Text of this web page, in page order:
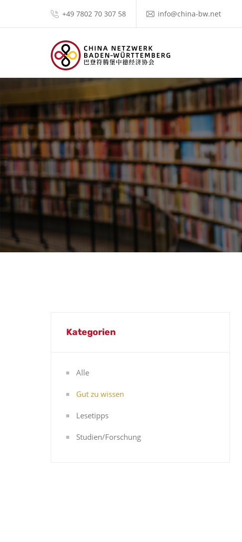
+49 7802 70 307 58 info@china-bw.net
Kategorien
Alle
Gut zu wissen
Lesetipps
Studien/Forschung